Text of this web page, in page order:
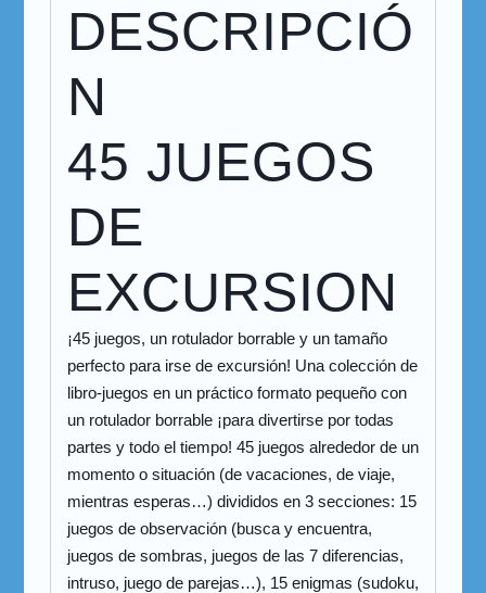
DESCRIPCIÓ
N
45 JUEGOS
DE
EXCURSION
¡45 juegos, un rotulador borrable y un tamaño
perfecto para irse de excursión! Una colección de
libro-juegos en un práctico formato pequeño con
un rotulador borrable ¡para divertirse por todas
partes y todo el tiempo! 45 juegos alrededor de un
momento o situación (de vacaciones, de viaje,
mientras esperas…) divididos en 3 secciones: 15
juegos de observación (busca y encuentra,
juegos de sombras, juegos de las 7 diferencias,
intruso, juego de parejas…), 15 enigmas (sudoku,